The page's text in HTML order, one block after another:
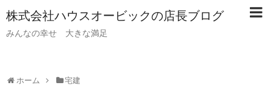
株式会社ハウスオービックの店長ブログ
みんなの幸せ 大きな満足
ホーム 宅建